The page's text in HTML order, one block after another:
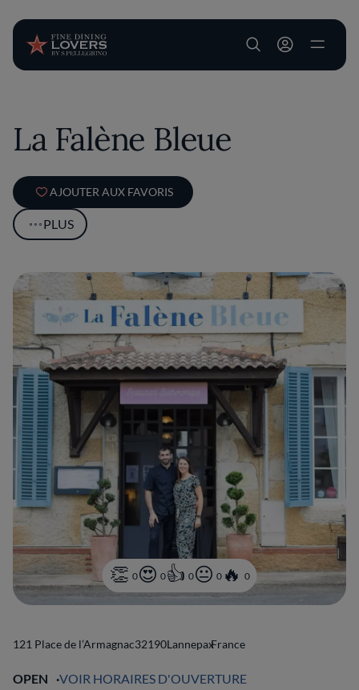
User account
La Falène Bleue
AJOUTER AUX FAVORIS
PLUS
0 0 0 0 0
121 Place de l’Armagnac32190LannepaxFrance
OPEN VOIR HORAIRES D'OUVERTURE